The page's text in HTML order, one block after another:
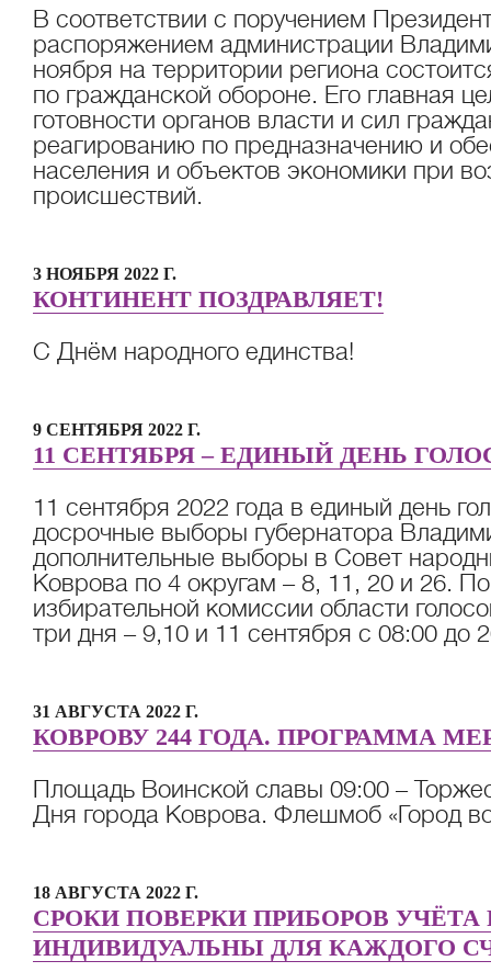
В соответствии с поручением
распоряжением администрации
ноября на территории региона
по гражданской обороне. Его главная
готовности органов власти и сил
реагированию по предназначению и
населения и объектов экономики при
происшествий.
3 НОЯБРЯ 2022 Г.
КОНТИНЕНТ ПОЗДРАВЛЯЕТ!
С Днём народного единства!
9 СЕНТЯБРЯ 2022 Г.
11 СЕНТЯБРЯ – ЕДИНЫЙ ДЕНЬ
11 сентября 2022 года в единый день
досрочные выборы губернатора
дополнительные выборы в Совет
Коврова по 4 округам – 8, 11, 20 и 26.
избирательной комиссии области
три дня – 9,10 и 11 сентября с 08:00 до
31 АВГУСТА 2022 Г.
КОВРОВУ 244 ГОДА. ПРОГРАММА
Площадь Воинской славы 09:00 –
Дня города Коврова. Флешмоб «Город
18 АВГУСТА 2022 Г.
СРОКИ ПОВЕРКИ ПРИБОРОВ УЧЁТА
ИНДИВИДУАЛЬНЫ ДЛЯ КАЖДОГО